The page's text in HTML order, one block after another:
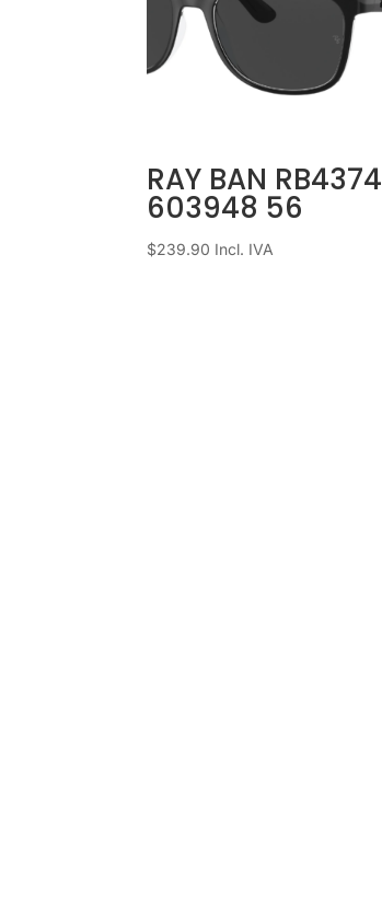
RAY BAN RB4374
603948 56
$239.90 Incl. IVA